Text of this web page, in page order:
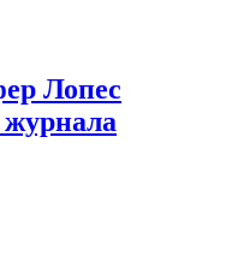
Лопес
журнала